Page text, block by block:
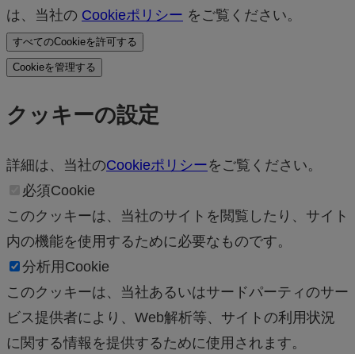
は、当社の Cookieポリシー をご覧ください。
すべてのCookieを許可する
Cookieを管理する
クッキーの設定
詳細は、当社のCookieポリシーをご覧ください。
必須Cookie
このクッキーは、当社のサイトを閲覧したり、サイト
内の機能を使用するために必要なものです。
分析用Cookie
このクッキーは、当社あるいはサードパーティのサー
ビス提供者により、Web解析等、サイトの利用状況
に関する情報を提供するために使用されます。